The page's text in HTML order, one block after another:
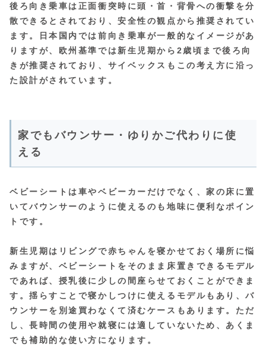
後ろ向き乗車は正面衝突時に頭・首・背骨への衝撃を分
散できるとされており、安全性の観点から推奨されてい
ます。日本国内では前向き乗車が一般的なイメージがあ
りますが、欧州基準では新生児期から2歳頃まで後ろ向
きが推奨されており、サイベックスもこの考え方に沿っ
た設計がされています。
家でもバウンサー・ゆりかご代わりに使
える
ベビーシートは車やベビーカーだけでなく、家の床に置
いてバウンサーのように使えるのも地味に便利なポイン
トです。
新生児期はリビングで赤ちゃんを寝かせておく場所に悩
みますが、ベビーシートをそのまま床置きできるモデル
であれば、授乳後に少しの間座らせておくことができま
す。揺らすことで寝かしつけに使えるモデルもあり、バ
ウンサーを別途買わなくて済むケースもあります。ただ
し、長時間の使用や就寝には適していないため、あくま
でも補助的な使い方になります。